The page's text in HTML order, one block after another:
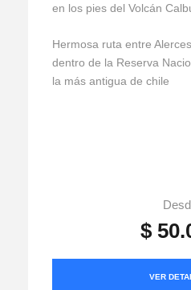
en los pies del Volcán
Hermosa ruta entre
dentro de la Reserva
la más antigua de chile
$
VER